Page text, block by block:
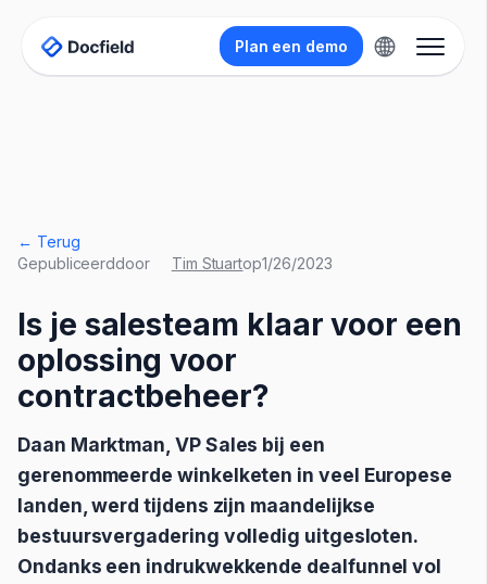
Plan een demo
← Terug
Gepubliceerddoor Tim Stuartop1/26/2023
Is je salesteam klaar voor een
oplossing voor
contractbeheer?
Daan Marktman, VP Sales bij een
gerenommeerde winkelketen in veel Europese
landen, werd tijdens zijn maandelijkse
bestuursvergadering volledig uitgesloten.
Ondanks een indrukwekkende dealfunnel vol